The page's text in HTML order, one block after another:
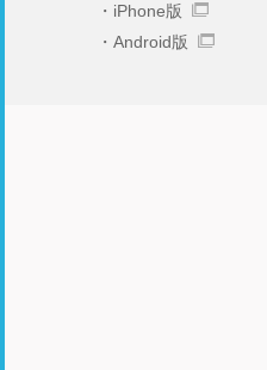
iPhone版
Android版